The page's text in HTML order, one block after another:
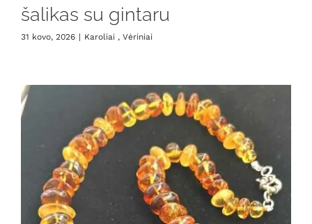
šalikas su gintaru
31 kovo, 2026 | Karoliai , Vėriniai